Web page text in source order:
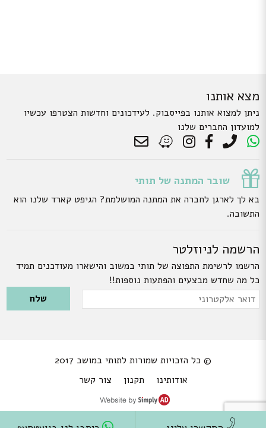
מצא אותנו
ניתן למצוא אותנו בפייסבוק. לעידכונים וחדשות הצטרפו עכשיו
למועדון החברים שלנו
שובר המתנה של תותי
בא לך לארגן לחברה את המתנה המושלמת? הגיפט קארד שלנו הוא
התשובה.
הרשמה לניוזלטר
הרשמו לרשימת התפוצה של תותי במשוב והישארו מעודכנים תמיד
כל מה שחדש מבצעים והפתעות נוספות!!
Please leave this field empty.
דואר
© כל הזכויות שמורות לתותי במושב 2017
אודותינו
תקנון צור קשר